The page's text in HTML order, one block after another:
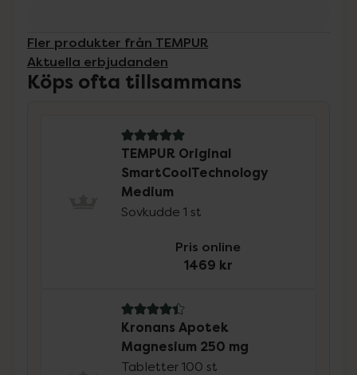
Fler produkter från TEMPUR
Aktuella erbjudanden
Köps ofta tillsammans
5 av 5 i omdöme
TEMPUR Original
SmartCoolTechnology
Medium
Sovkudde 1 st
Pris online
1469 kr
4.4 av 5 i omdöme
Kronans Apotek
Magnesium 250 mg
Tabletter 100 st